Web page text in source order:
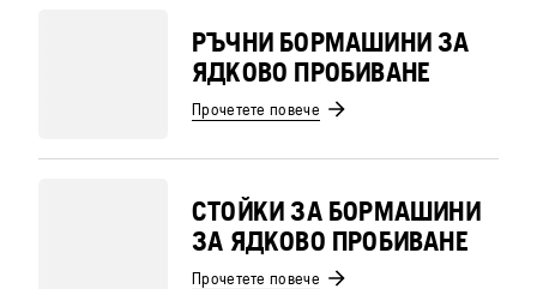
РЪЧНИ БОРМАШИНИ ЗА
ЯДКОВО ПРОБИВАНЕ
Прочетете повече
СТОЙКИ ЗА БОРМАШИНИ
ЗА ЯДКОВО ПРОБИВАНЕ
Прочетете повече